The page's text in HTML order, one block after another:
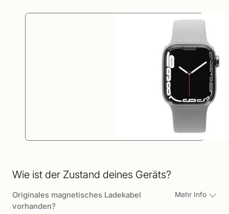
Wie ist der Zustand deines Geräts?
Originales magnetisches Ladekabel
vorhanden?
Mehr Info